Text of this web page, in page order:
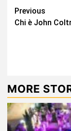
Continue
Reading
Previous
Chi è John
MORE